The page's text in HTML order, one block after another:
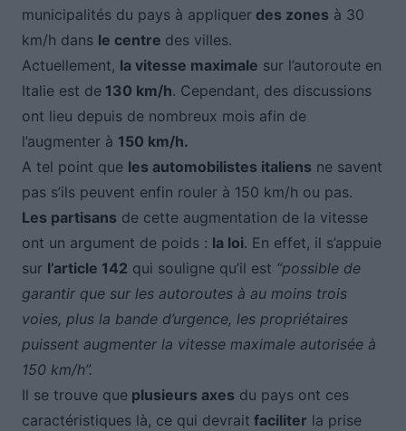
municipalités du pays à appliquerdes zones à 30
km/h dans le centre des villes.
Actuellement, la vitesse maximale sur l’autoroute en
Italie est de130 km/h. Cependant, des discussions
ont lieu depuis de nombreux mois afin de
l’augmenter à 150 km/h.
A tel point que les automobilistes italiens ne savent
pas s’ils peuvent enfin rouler à 150 km/h ou pas.
Les partisans de cette augmentation de la vitesse
ont un argument de poids : la loi. En effet, il s’appuie
sur l’article 142 qui souligne qu’il est “possible de
garantir que sur les autoroutes à au moins trois
voies, plus la bande d’urgence, les propriétaires
puissent augmenter la vitesse maximale autorisée à
150 km/h”.
Il se trouve queplusieurs axes du pays ont ces
caractéristiques là, ce qui devrait faciliter la prise